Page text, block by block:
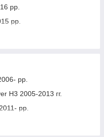
рр.
рр.
рр.
рр.
рр.
2016 гг.
рр.
2016 рр.
рр.
H3 2005-2013 гг.
рр.
2024 рр.